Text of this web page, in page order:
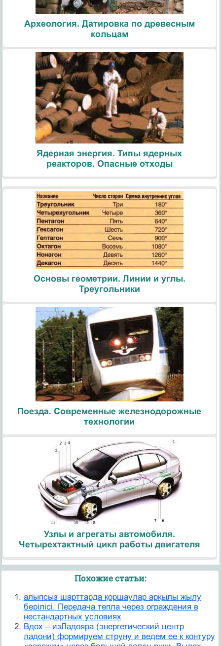
Археология. Датировка по древесным
кольцам
Ядерная энергия. Типы ядерных
реакторов. Опасные отходы
Основы геометрии. Линии и углы.
Треугольники
Поезда. Современные железнодорожные
технологии
Узлы и агрегаты автомобиля.
Четырехтактный цикл работы двигателя
Похожие статьи:
алыпсыз шарттарда қоршаулар арқылы жылу
берілісі. Передача тепла через ограждения в
нестандартных условиях
Вдох – изЛадояра (энергетический центр
ладони) формируем струну и ведем ее к контуру